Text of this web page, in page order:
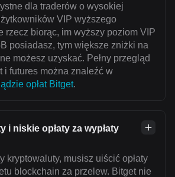
dla traderów o wysokiej
VIP wyższego
rzecz biorąc, im wyższy poziom VIP
posiadasz, tym większe zniżki na
możesz uzyskać. Pełny przegląd
i futures można znaleźć w
opłat Bitget.
i niskie opłaty za wypłaty
kryptowaluty, musisz uiścić opłaty
blockchain za przelew. Bitget nie